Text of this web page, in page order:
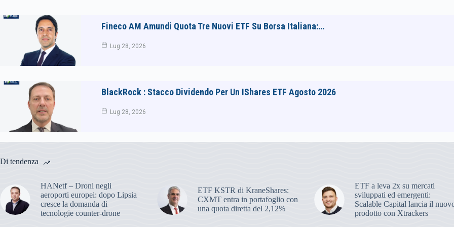
Fineco AM Amundi Quota Tre Nuovi ETF Su Borsa Italiana:…
Lug 28, 2026
BlackRock : Stacco Dividendo Per Un IShares ETF Agosto 2026
Lug 28, 2026
Di tendenza
HANetf – Droni negli
aeroporti europei: dopo Lipsia
cresce la domanda di
tecnologie counter-drone
ETF KSTR di KraneShares:
CXMT entra in portafoglio con
una quota diretta del 2,12%
ETF a leva 2x su mercati
sviluppati ed emergenti:
Scalable Capital lancia il
prodotto con Xtrackers